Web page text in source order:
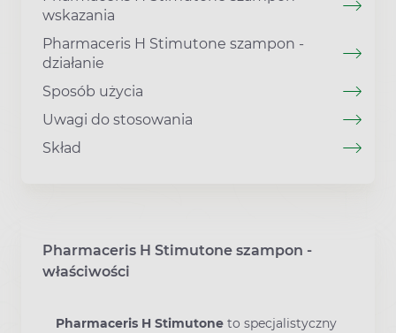
wskazania
Pharmaceris H Stimutone szampon -
działanie
Sposób użycia
Uwagi do stosowania
Skład
Pharmaceris H Stimutone szampon -
właściwości
Pharmaceris H Stimutone to specjalistyczny